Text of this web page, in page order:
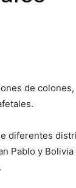
de
diferentes
Pablo y